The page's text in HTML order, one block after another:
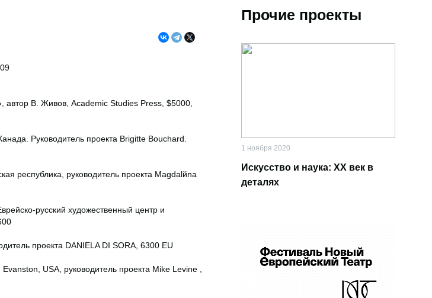
автор В. Живов, Academic Studies Press, $5000,
Руководитель проекта Brigitte Bouchard.
республика, руководитель проекта Magdalйna
русский художественный центр и
проекта DANIELA DI SORA, 6300 EU
USA, руководитель проекта Mike Levine ,
Прочие проекты
1 ноября 2020
Искусство и наука: XX век в
деталях